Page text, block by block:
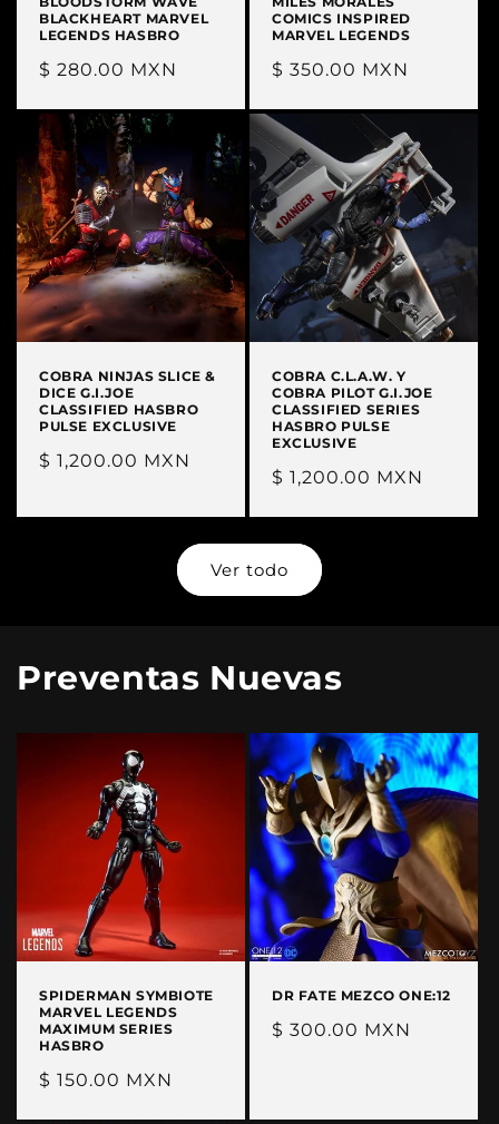
BLACKHEART MARVEL
LEGENDS HASBRO
Precio
$ 280.00 MXN
COMICS INSPIRED
MARVEL LEGENDS
Precio
$ 350.00 MXN
COBRA NINJAS SLICE &
DICE G.I.JOE
CLASSIFIED HASBRO
PULSE EXCLUSIVE
Precio
$ 1,200.00 MXN
COBRA C.L.A.W. Y
COBRA PILOT G.I.JOE
CLASSIFIED SERIES
HASBRO PULSE
EXCLUSIVE
Precio
$ 1,200.00 MXN
Ver todo
Preventas Nuevas
SPIDERMAN SYMBIOTE
MARVEL LEGENDS
MAXIMUM SERIES
HASBRO
Precio
$ 150.00 MXN
DR FATE MEZCO ONE:12
Precio
$ 300.00 MXN